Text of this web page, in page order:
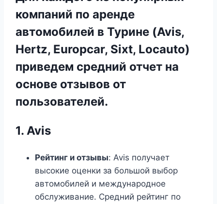
компаний по аренде
автомобилей в Турине (Avis,
Hertz, Europcar, Sixt, Locauto)
приведем средний отчет на
основе отзывов от
пользователей.
1. Avis
Рейтинг и отзывы: Avis получает
высокие оценки за большой выбор
автомобилей и международное
обслуживание. Средний рейтинг по